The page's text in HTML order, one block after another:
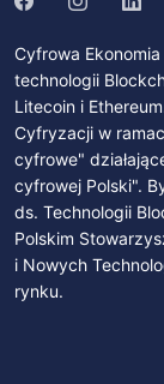
Cyfrowa
technologii
Litecoin i
Cyfryzacji w
cyfrowe"
cyfrowej Polski".
ds. Technologii
Polskim
i Nowych
rynku.